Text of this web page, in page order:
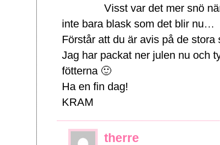
Visst var det mer snö
inte bara blask som det blir nu…
Förstår att du är avis på de
Jag har packat ner julen nu och
fötterna 🙂
Ha en fin dag!
KRAM
therre